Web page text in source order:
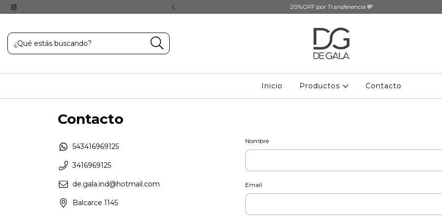
Todo el País 🇦🇷 20%OFF por Transferencia 💸
Inicio Productos Contacto
Contacto
543416969125
3416969125
de.gala.ind@hotmail.com
Balcarce 1145
Nombre
Email